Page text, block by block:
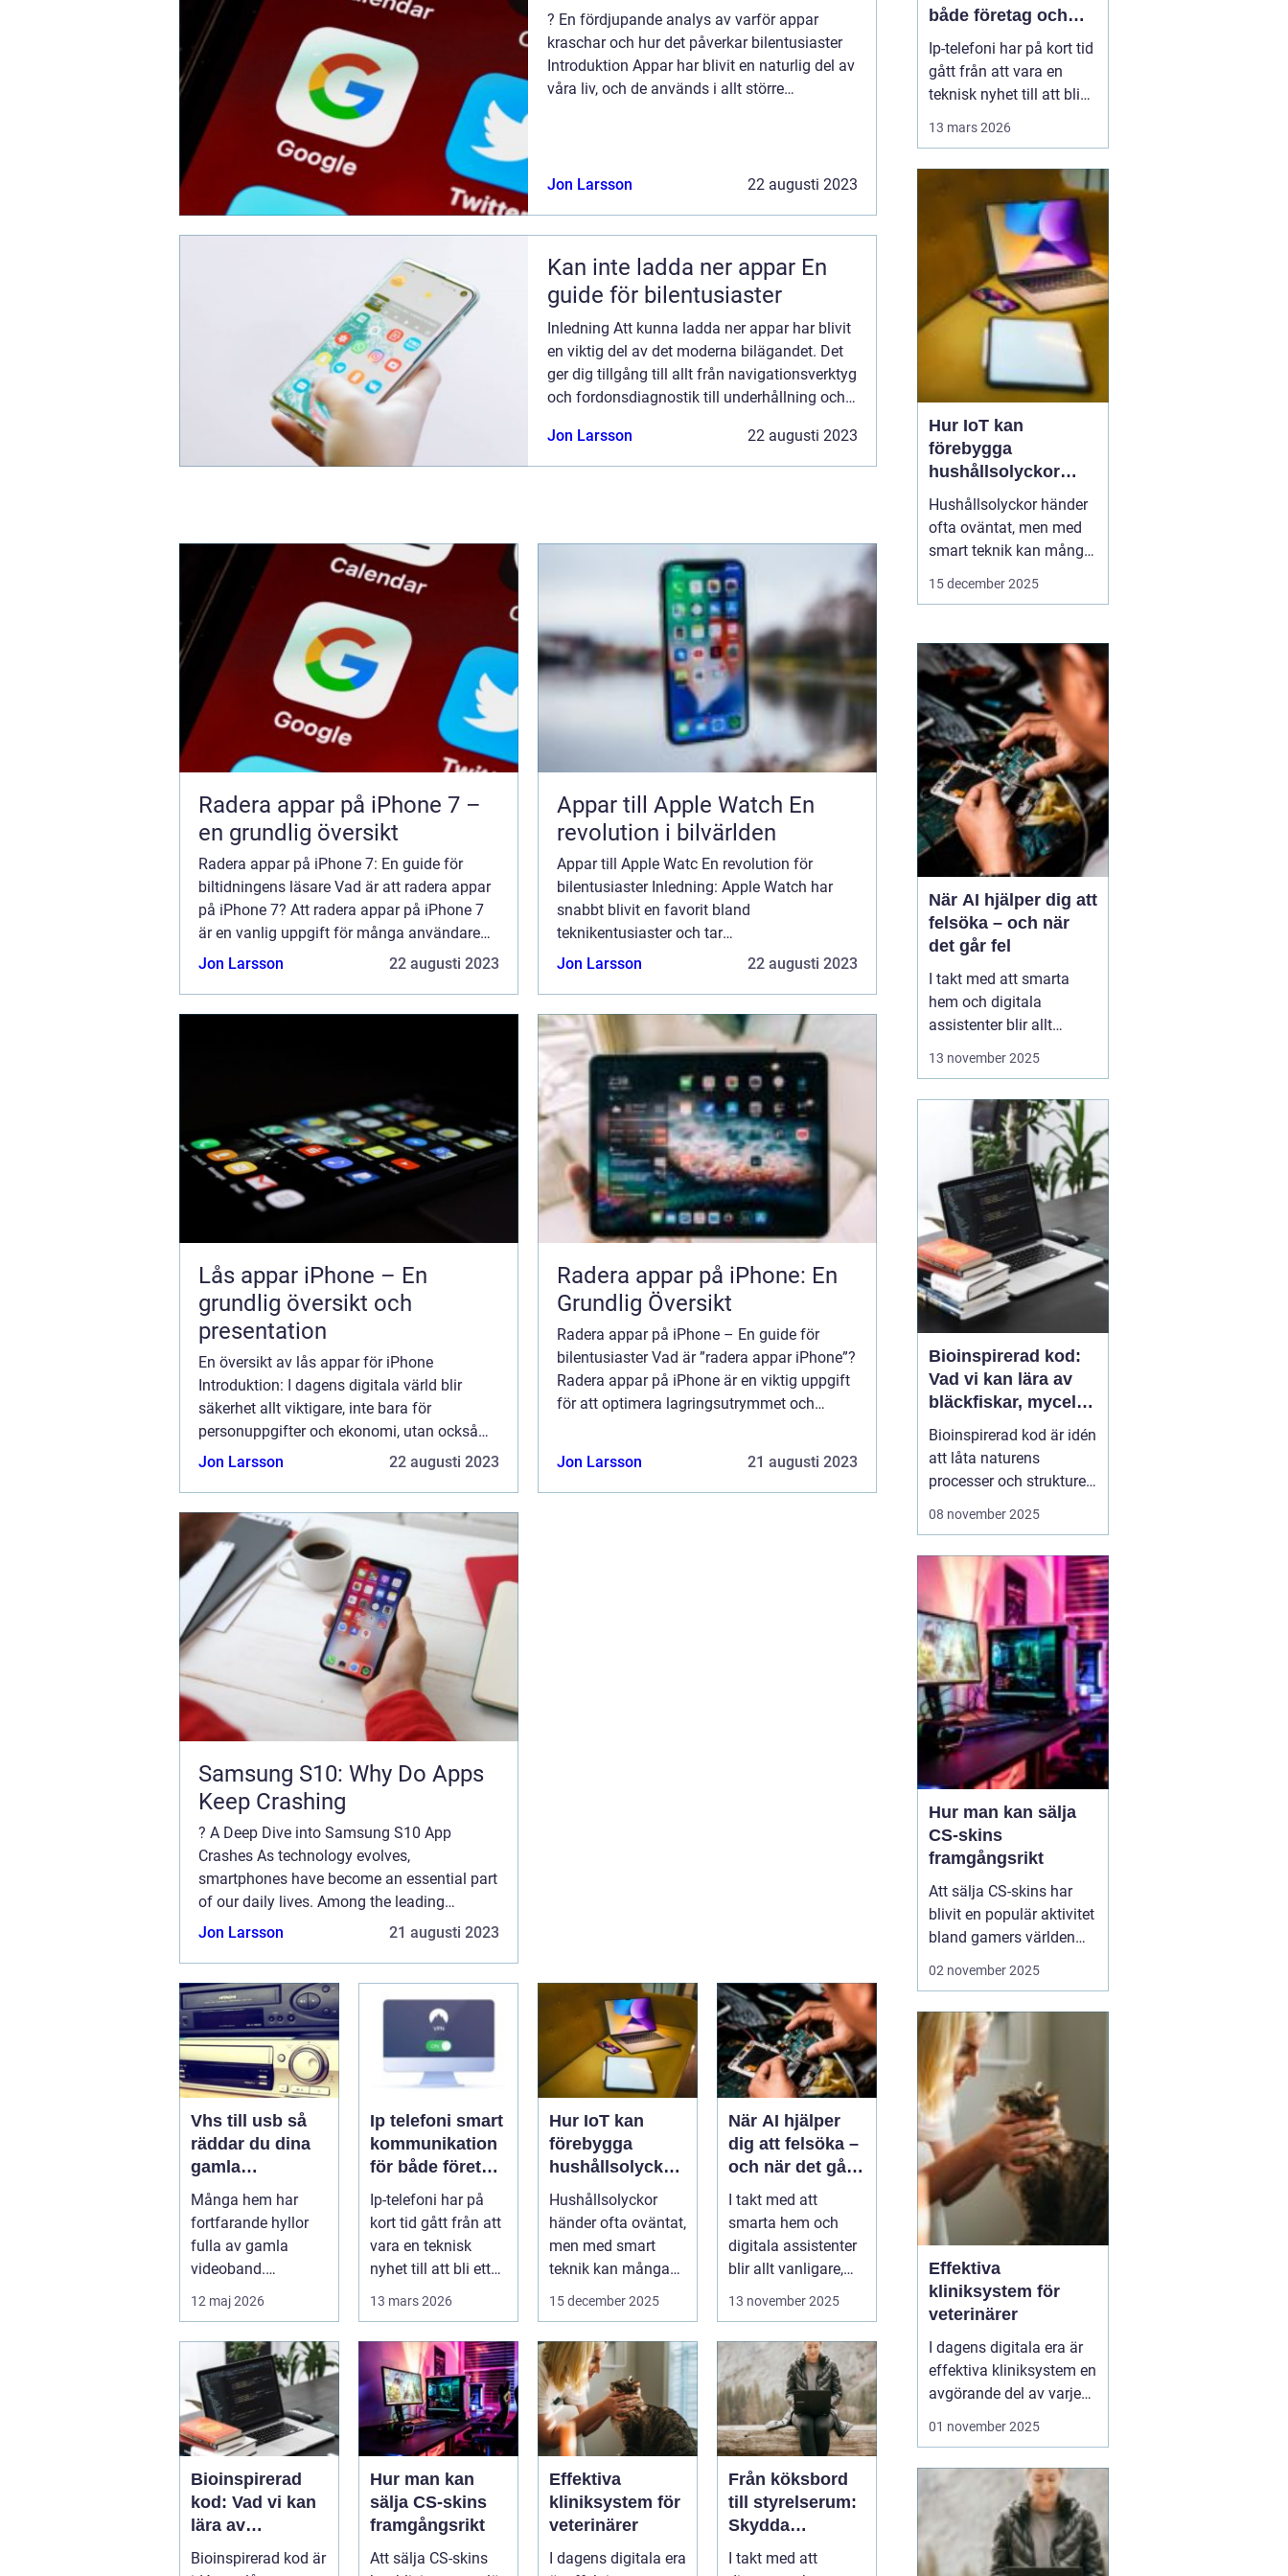
? En fördjupande analys av varför appar
kraschar och hur det påverkar bilentusiaster
Introduktion Appar har blivit en naturlig del av
våra liv, och de används i allt större
Jon Larsson 22 augusti 2023
Kan inte ladda ner appar En
guide för bilentusiaster
Inledning Att kunna ladda ner appar har blivit
en viktig del av det moderna bilägandet. Det
ger dig tillgång till allt från navigationsverktyg
och fordonsdiagnostik till underhållning och
du inte kan ladda n...
Jon Larsson 22 augusti 2023
Radera appar på iPhone 7 –
en grundlig översikt
Radera appar på iPhone 7: En guide för
biltidningens läsare Vad är att radera appar
på iPhone 7? Att radera appar på iPhone 7
är en vanlig uppgift för många användare
när lagringsutrymmet börjar ta slut eller när
Jon Larsson 22 augusti 2023
Appar till Apple Watch En
revolution i bilvärlden
Appar till Apple Watc En revolution för
bilentusiaster Inledning: Apple Watch har
snabbt blivit en favorit bland
teknikentusiaster och tar
användarupplevelsen till en helt ny nivå
Jon Larsson 22 augusti 2023
Lås appar iPhone – En
grundlig översikt och
presentation
En översikt av lås appar för iPhone
Introduktion: I dagens digitala värld blir
säkerhet allt viktigare, inte bara för
personuppgifter och ekonomi, utan också
för våra ägodelar som bilar. En av de mest
Jon Larsson 22 augusti 2023
Radera appar på iPhone: En
Grundlig Översikt
Radera appar på iPhone – En guide för
bilentusiaster Vad är ”radera appar iPhone”?
Radera appar på iPhone är en viktig uppgift
för att optimera lagringsutrymmet och
Jon Larsson 21 augusti 2023
Samsung S10: Why Do Apps
Keep Crashing
? A Deep Dive into Samsung S10 App
Crashes As technology evolves,
smartphones have become an essential part
of our daily lives. Among the leading
smartphone manufacturers, Samsung
Jon Larsson 21 augusti 2023
Vhs till usb så
räddar du dina
gamla
videominnen
Många hem har
fortfarande hyllor
fulla av gamla
videoband.
Familjefester, barns
första steg, resor o...
12 maj 2026
Ip telefoni smart
kommunikation
för både företag
och
privatpersoner
Ip-telefoni har på
kort tid gått från att
vara en teknisk
nyhet till att bli ett
naturligt val för m...
13 mars 2026
Hur IoT kan
förebygga
hushållsolyckor
innan de
inträffar
Hushållsolyckor
händer ofta oväntat,
men med smart
teknik kan många
av dem f&o...
15 december 2025
När AI hjälper
dig att felsöka –
och när det går
fel
I takt med att
smarta hem och
digitala assistenter
blir allt vanligare,
har artificiell
13 november 2025
Bioinspirerad
kod: Vad vi kan
lära av
bläckfiskar,
mycel och
Bioinspirerad kod är
Hur man kan
sälja CS-skins
framgångsrikt
Att sälja CS-skins
Effektiva
kliniksystem för
veterinärer
I dagens digitala era
Från köksbord
till styrelserum:
Skydda
företagsdata när
kontoret är
I takt med att
både företag och
privatpersoner
Ip-telefoni har på kort tid
gått från att vara en
teknisk nyhet till att bli
ner och mobilen tar över
vår vardag behövs
flexibla lösningar som
kombinerar klassisk
telefoni med modern...
13 mars 2026
Hur IoT kan
förebygga
hushållsolyckor
innan de inträffar
Hushållsolyckor händer
ofta oväntat, men med
smart teknik kan många
av dem förebyggas
Things, gör det möjligt
för hemmet att övervaka
och reagera p...
15 december 2025
När AI hjälper dig att
felsöka – och när
det går fel
I takt med att smarta
hem och digitala
assistenter blir allt
vanligare, har artificiell
tekniska vardag. Vi
frågar AI om allt från
varför Wi-Fi:et plötsligt
kraschar till hur vi &a...
13 november 2025
Bioinspirerad kod:
Vad vi kan lära av
bläckfiskar, mycel
och mossa när vi
bygger nya system
Bioinspirerad kod är idén
att låta naturens
processer och strukturer
inspirera hur vi skapar
stela, linjära och
centraliserade kan vi
hämta lärdom av orga...
08 november 2025
Hur man kan sälja
CS-skins
framgångsrikt
Att sälja CS-skins har
blivit en populär aktivitet
bland gamers världen
över. Men hur går man
och lönsamt sätt? I den
här artikeln ...
02 november 2025
Effektiva
kliniksystem för
veterinärer
I dagens digitala era är
effektiva kliniksystem en
avgörande del av varje
modern veterinärpraktik.
effektivisera det dagliga
arbetet, utan förbättrar
också servicen som
erbju...
01 november 2025